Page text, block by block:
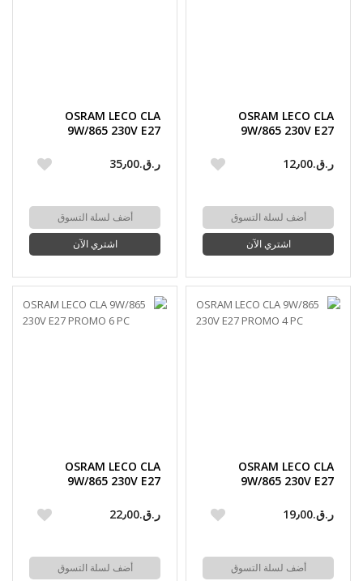
OSRAM LECO CLA
9W/865 230V E27
ر.ق.‏12٫00
أضف لسلة التسوق
اشتري الآن
OSRAM LECO CLA
9W/865 230V E27
ر.ق.‏35٫00
أضف لسلة التسوق
اشتري الآن
OSRAM LECO CLA
9W/865 230V E27
ر.ق.‏19٫00
أضف لسلة التسوق
OSRAM LECO CLA
9W/865 230V E27
ر.ق.‏22٫00
أضف لسلة التسوق